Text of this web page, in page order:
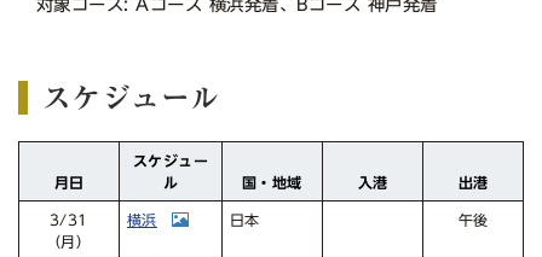
対象コース: Aコース 横浜発着、Bコース 神戸発着
スケジュール
月日
スケジュー
ル 国・地域 入港 出港
3/31
（月）
横浜 日本 午後